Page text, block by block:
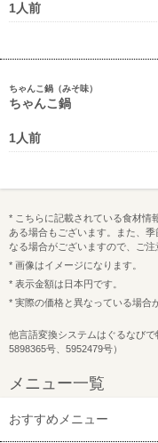
1人前
ちゃんこ鍋（みそ味）
ちゃんこ鍋
1人前
* こちらに記載されている食材情
ある場合もございます。また、
なる場合がございますので、ご注
* 画像はイメージになります。
* 表示金額は日本円です。
* 実際の価格と異なっている場合
他言語変換システムはぐるなび
5898365号、5952479号）
メニュー一覧
おすすめメニュー